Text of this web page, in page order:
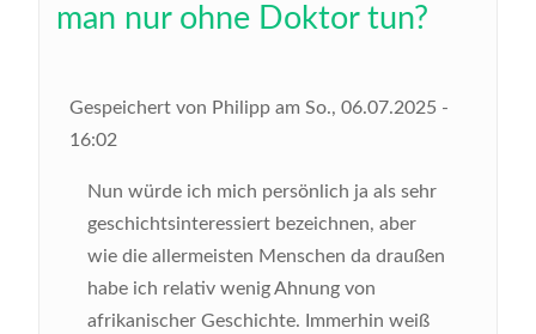
man nur ohne Doktor tun?
Gespeichert von Philipp am So., 06.07.2025 -
16:02
Nun würde ich mich persönlich ja als sehr
geschichtsinteressiert bezeichnen, aber
wie die allermeisten Menschen da draußen
habe ich relativ wenig Ahnung von
afrikanischer Geschichte. Immerhin weiß